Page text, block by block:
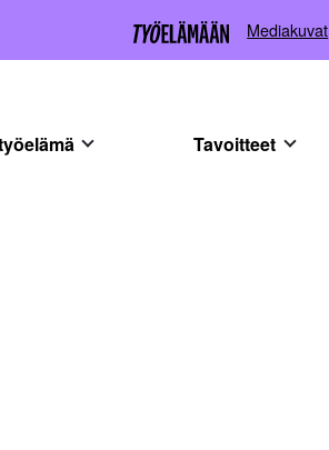
Mediakuvat
Tavoitteet